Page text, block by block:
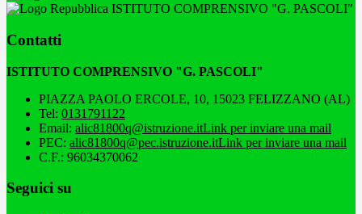
ISTITUTO COMPRENSIVO "G. PASCOLI"
Contatti
ISTITUTO COMPRENSIVO "G. PASCOLI"
PIAZZA PAOLO ERCOLE, 10, 15023 FELIZZANO (AL)
Tel: 0131791122
Email: alic81800q@istruzione.itLink per inviare una mail
PEC: alic81800q@pec.istruzione.itLink per inviare una mail
C.F.: 96034370062
Seguici su